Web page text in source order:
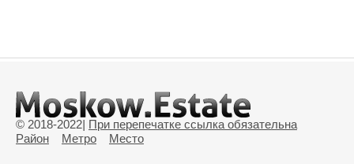
© 2018-2022| При перепечатке ссылка обязательна
Район
Метро Место